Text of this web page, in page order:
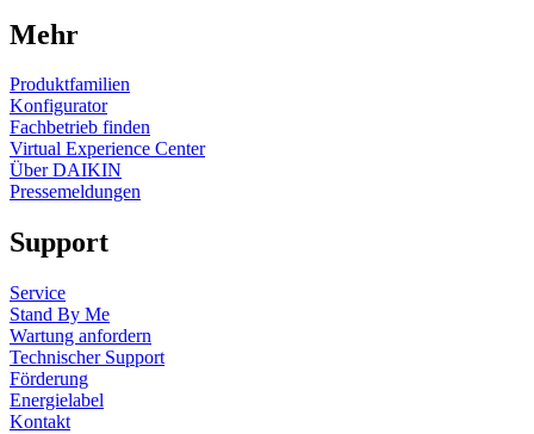
Mehr
Produktfamilien
Konfigurator
Fachbetrieb finden
Virtual Experience Center
Über DAIKIN
Pressemeldungen
Support
Service
Stand By Me
Wartung anfordern
Technischer Support
Förderung
Energielabel
Kontakt